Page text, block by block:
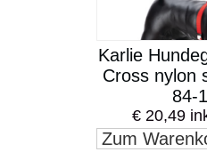
Karlie
Cross nylon
84-
€ 20,49
Zum